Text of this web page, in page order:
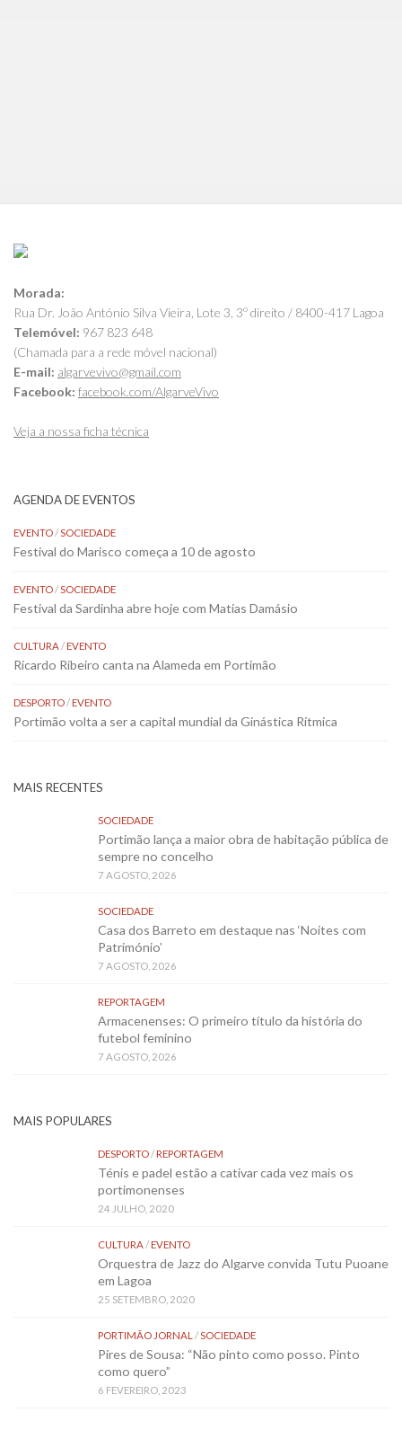
Morada:
Rua Dr. João António Silva Vieira, Lote 3, 3º direito / 8400-417 Lagoa
Telemóvel: 967 823 648
(Chamada para a rede móvel nacional)
E-mail: algarvevivo@gmail.com
Facebook: facebook.com/AlgarveVivo
Veja a nossa ficha técnica
AGENDA DE EVENTOS
EVENTO/SOCIEDADE
Festival do Marisco começa a 10 de agosto
EVENTO/SOCIEDADE
Festival da Sardinha abre hoje com Matias Damásio
CULTURA/EVENTO
Ricardo Ribeiro canta na Alameda em Portimão
DESPORTO/EVENTO
Portimão volta a ser a capital mundial da Ginástica Rítmica
MAIS RECENTES
SOCIEDADE
Portimão lança a maior obra de habitação pública de
sempre no concelho
7 AGOSTO, 2026
SOCIEDADE
Casa dos Barreto em destaque nas ‘Noites com
Património’
7 AGOSTO, 2026
REPORTAGEM
Armacenenses: O primeiro título da história do
futebol feminino
7 AGOSTO, 2026
MAIS POPULARES
DESPORTO/REPORTAGEM
Ténis e padel estão a cativar cada vez mais os
portimonenses
24 JULHO, 2020
CULTURA/EVENTO
Orquestra de Jazz do Algarve convida Tutu Puoane
em Lagoa
25 SETEMBRO, 2020
PORTIMÃO JORNAL /SOCIEDADE
Pires de Sousa: “Não pinto como posso. Pinto
como quero”
6 FEVEREIRO, 2023